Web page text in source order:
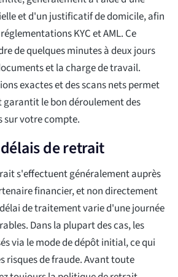
et d'un justificatif de domicile, afin
KYC et AML. Ce
de quelques minutes à deux jours
et la charge de travail.
exactes et des scans nets permet
le bon déroulement des
sur votre compte.
de retrait
s'effectuent généralement auprès
financier, et non directement
de traitement varie d'une journée
Dans la plupart des cas, les
via le mode de dépôt initial, ce qui
risques de fraude. Avant toute